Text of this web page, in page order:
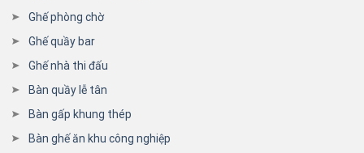
Ghế phòng chờ
Ghế quầy bar
Ghế nhà thi đấu
Bàn quầy lễ tân
Bàn gấp khung thép
Bàn ghế ăn khu công nghiệp